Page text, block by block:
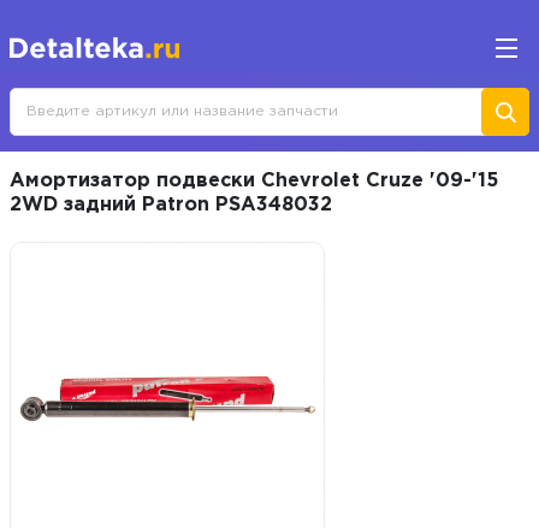
Амортизатор подвески Chevrolet Cruze '09-'15
2WD задний Patron PSA348032